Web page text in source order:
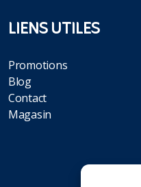
LIENS UTILES
Promotions
Blog
Contact
Magasin